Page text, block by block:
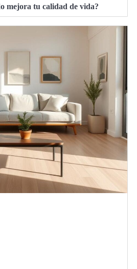
mejora tu calidad de vida?